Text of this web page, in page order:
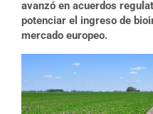
avanzó en acuerdos
potenciar el ingreso de
mercado europeo.